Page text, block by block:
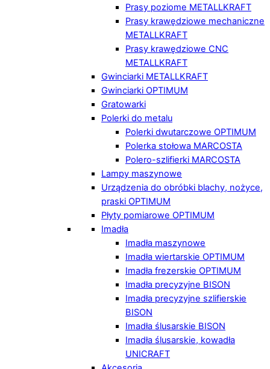
Prasy poziome METALLKRAFT
Prasy krawędziowe mechaniczne
METALLKRAFT
Prasy krawędziowe CNC
METALLKRAFT
Gwinciarki METALLKRAFT
Gwinciarki OPTIMUM
Gratowarki
Polerki do metalu
Polerki dwutarczowe OPTIMUM
Polerka stołowa MARCOSTA
Polero-szlifierki MARCOSTA
Lampy maszynowe
Urządzenia do obróbki blachy, nożyce,
praski OPTIMUM
Płyty pomiarowe OPTIMUM
Imadła
Imadła maszynowe
Imadła wiertarskie OPTIMUM
Imadła frezerskie OPTIMUM
Imadła precyzyjne BISON
Imadła precyzyjne szlifierskie
BISON
Imadła ślusarskie BISON
Imadła ślusarskie, kowadła
UNICRAFT